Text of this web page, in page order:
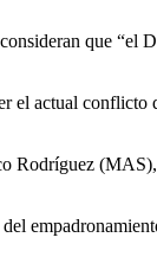
que “el
el actual conflicto
Rodríguez (MAS